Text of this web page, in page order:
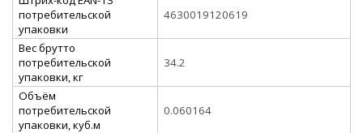
потребительской
упаковки
4630019120619
Вес брутто
потребительской
упаковки, кг
34.2
Объём
потребительской
упаковки, куб.м
0.060164